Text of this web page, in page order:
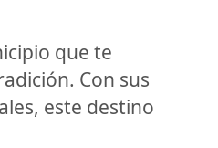
que te
Con sus
este destino